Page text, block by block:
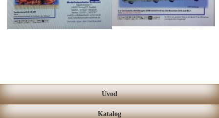
Úvod
Katalog